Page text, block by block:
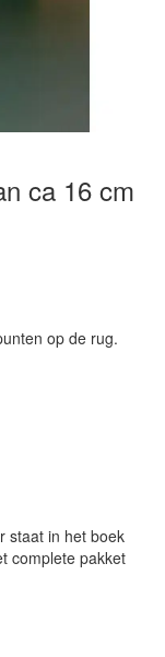
ca 16 cm
op de rug.
staat in het boek
complete pakket